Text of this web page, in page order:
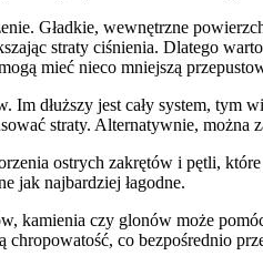
Gładkie, wewnętrzne
straty ciśnienia. Dlatego
mieć nieco mniejszą
Im dłuższy jest cały system,
straty. Alternatywnie, można
ostrych zakrętów i pętli,
jak najbardziej łagodne.
kamienia czy glonów może
co bezpośrednio